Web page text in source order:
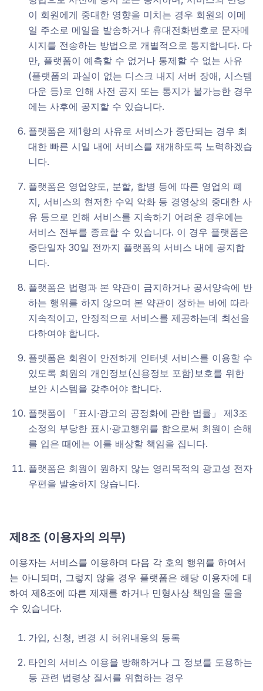
이 회원에게 중대한 영향을 미치는 경우 회원의 이메
일 주소로 메일을 발송하거나 휴대전화번호로 문자메
시지를 전송하는 방법으로 개별적으로 통지합니다. 다
만, 플랫폼이 예측할 수 없거나 통제할 수 없는 사유
(플랫폼의 과실이 없는 디스크 내지 서버 장애, 시스템
다운 등)로 인해 사전 공지 또는 통지가 불가능한 경우
에는 사후에 공지할 수 있습니다.
플랫폼은 제1항의 사유로 서비스가 중단되는 경우 최
대한 빠른 시일 내에 서비스를 재개하도록 노력하겠습
니다.
플랫폼은 영업양도, 분할, 합병 등에 따른 영업의 폐
지, 서비스의 현저한 수익 악화 등 경영상의 중대한 사
유 등으로 인해 서비스를 지속하기 어려운 경우에는
서비스 전부를 종료할 수 있습니다. 이 경우 플랫폼은
중단일자 30일 전까지 플랫폼의 서비스 내에 공지합
니다.
플랫폼은 법령과 본 약관이 금지하거나 공서양속에 반
하는 행위를 하지 않으며 본 약관이 정하는 바에 따라
지속적이고, 안정적으로 서비스를 제공하는데 최선을
다하여야 합니다.
플랫폼은 회원이 안전하게 인터넷 서비스를 이용할 수
있도록 회원의 개인정보(신용정보 포함)보호를 위한
보안 시스템을 갖추어야 합니다.
플랫폼이 「표시∙광고의 공정화에 관한 법률」 제3조
소정의 부당한 표시∙광고행위를 함으로써 회원이 손해
를 입은 때에는 이를 배상할 책임을 집니다.
플랫폼은 회원이 원하지 않는 영리목적의 광고성 전자
우편을 발송하지 않습니다.
제8조 (이용자의 의무)
이용자는 서비스를 이용하며 다음 각 호의 행위를 하여서
는 아니되며, 그렇지 않을 경우 플랫폼은 해당 이용자에 대
하여 제8조에 따른 제재를 하거나 민형사상 책임을 물을
수 있습니다.
가입, 신청, 변경 시 허위내용의 등록
타인의 서비스 이용을 방해하거나 그 정보를 도용하는
등 관련 법령상 질서를 위협하는 경우